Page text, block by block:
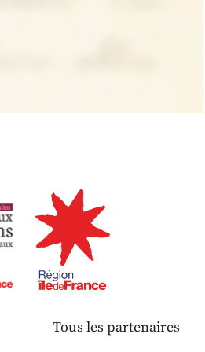
Tous les partenaires